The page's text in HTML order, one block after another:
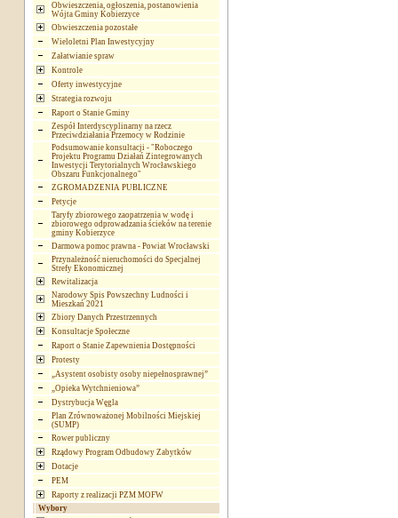
Obwieszczenia, ogłoszenia, postanowienia
Wójta Gminy Kobierzyce
Obwieszczenia pozostałe
Wieloletni Plan Inwestycyjny
Załatwianie spraw
Kontrole
Oferty inwestycyjne
Strategia rozwoju
Raport o Stanie Gminy
Zespół Interdyscyplinarny na rzecz
Przeciwdziałania Przemocy w Rodzinie
Podsumowanie konsultacji - "Roboczego
Projektu Programu Działań Zintegrowanych
Inwestycji Terytorialnych Wrocławskiego
Obszaru Funkcjonalnego"
ZGROMADZENIA PUBLICZNE
Petycje
Taryfy zbiorowego zaopatrzenia w wodę i
zbiorowego odprowadzania ścieków na terenie
gminy Kobierzyce
Darmowa pomoc prawna - Powiat Wrocławski
Przynależność nieruchomości do Specjalnej
Strefy Ekonomicznej
Rewitalizacja
Narodowy Spis Powszechny Ludności i
Mieszkań 2021
Zbiory Danych Przestrzennych
Konsultacje Społeczne
Raport o Stanie Zapewnienia Dostępności
Protesty
„Asystent osobisty osoby niepełnosprawnej”
„Opieka Wytchnieniowa”
Dystrybucja Węgla
Plan Zrównoważonej Mobilności Miejskiej
(SUMP)
Rower publiczny
Rządowy Program Odbudowy Zabytków
Dotacje
PEM
Raporty z realizacji PZM MOFW
Wybory